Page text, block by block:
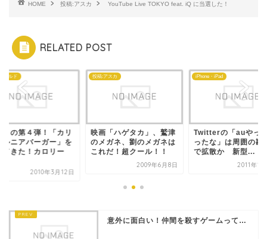
HOME 投稿:アスカ YouTube Live TOKYO feat. iQ に当選した！
RELATED POST
ナルド
トの第４弾！「カリ
ルニアバーガー」を
てきた！カロリー
2010年3月12日
投稿:アスカ
映画「ハゲタカ」、鷲津
のメガネ、劉のメガネは
これだ！超クール！！
2009年6月8日
iPhone・iPad
Twitterの「auやっ
ったな」は周囲の勘
で拡散か 新型...
2011年10
意外に面白い！仲間を殺すゲームって…